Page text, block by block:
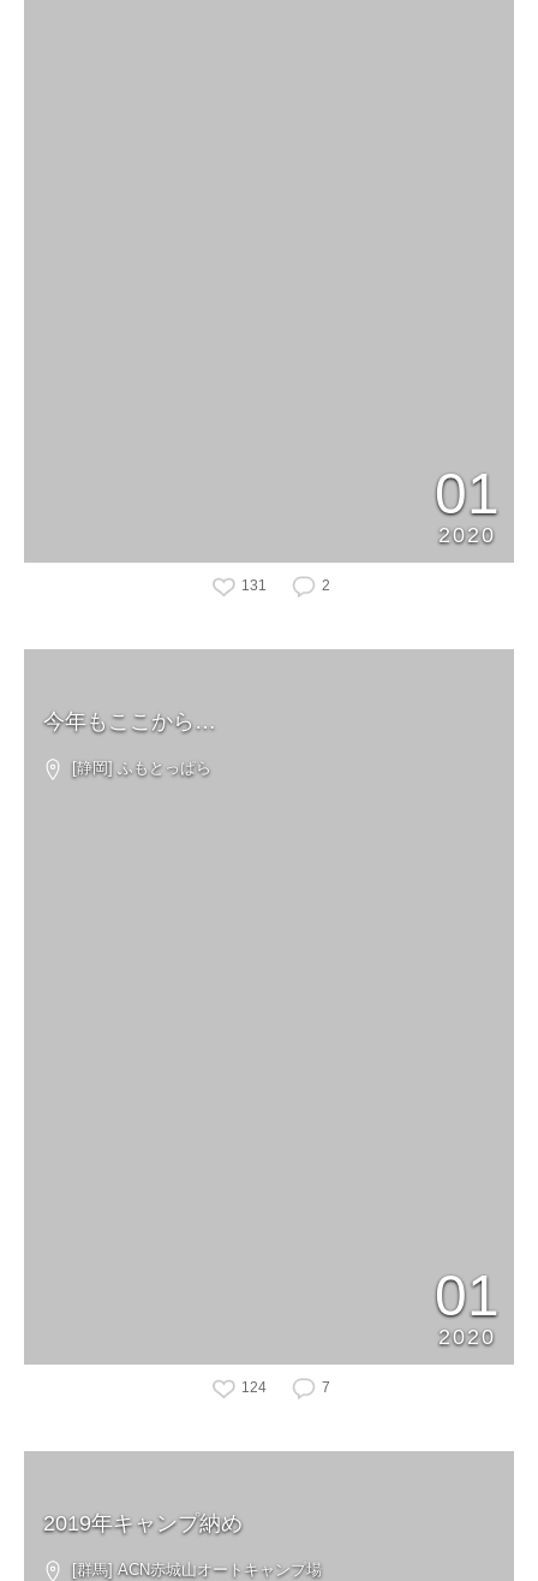
01
2020
131 2
今年もここから…
[静岡] ふもとっぱら
01
2020
124 7
2019年キャンプ納め
[群馬] ACN赤城山オートキャンプ場